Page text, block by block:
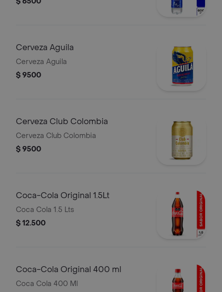
Cerveza Aguila
Cerveza Aguila
$ 9500
Cerveza Club Colombia
Cerveza Club Colombia
$ 9500
Coca-Cola Original 1.5Lt
Coca Cola 1.5 Lts
$ 12.500
Coca-Cola Original 400 ml
Coca Cola 400 Ml